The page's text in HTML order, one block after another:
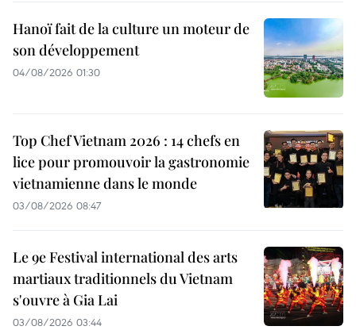
Hanoï fait de la culture un moteur de
son développement
04/08/2026 01:30
Top Chef Vietnam 2026 : 14 chefs en
lice pour promouvoir la gastronomie
vietnamienne dans le monde
03/08/2026 08:47
Le 9e Festival international des arts
martiaux traditionnels du Vietnam
s'ouvre à Gia Lai
03/08/2026 03:44